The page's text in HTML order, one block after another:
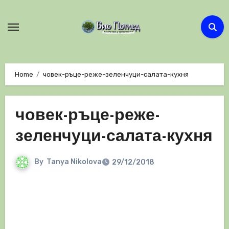
Home човек-ръце-реже-зеленчуци-салата-кухня
човек-ръце-реже-
зеленчуци-салата-кухня
By Tanya Nikolova 29/12/2018